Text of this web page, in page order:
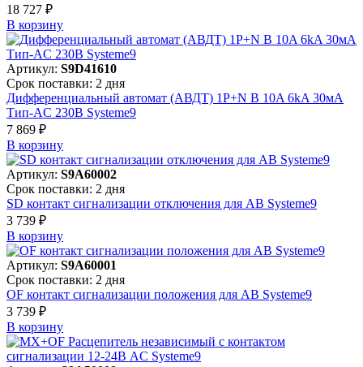
18 727 ₽
В корзинy
Артикул: S9D41610
Срок поставки: 2 дня
Дифференциальный автомат (АВДТ) 1P+N B 10A 6kA 30мА
Тип-AC 230В Systeme9
7 869 ₽
В корзинy
Артикул: S9A60002
Срок поставки: 2 дня
SD контакт сигнализации отключения для АВ Systeme9
3 739 ₽
В корзинy
Артикул: S9A60001
Срок поставки: 2 дня
OF контакт сигнализации положения для АВ Systeme9
3 739 ₽
В корзинy